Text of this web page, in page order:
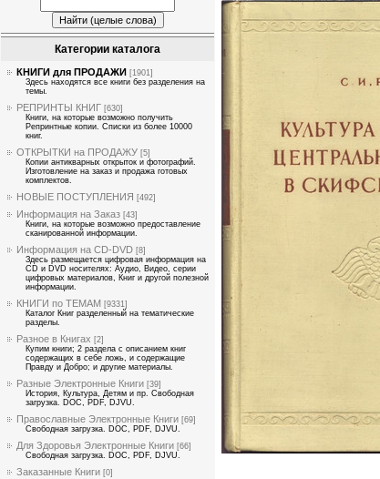
Категории каталога
КНИГИ для ПРОДАЖИ [1901]
Здесь находятся все книги без разделения на
темы.
РЕПРИНТЫ КНИГ [630]
Книги, на которые возможно получить
Репринтные копии. Списки из более 10000
книг.
ОТКРЫТКИ на ПРОДАЖУ [5]
Копии антикварных открыток и фотографий.
Изготовление на заказ и продажа готовых
комплектов.
НОВЫЕ ПОСТУПЛЕНИЯ [492]
Информация на Заказ [43]
Книги, на которые возможно предоставление
сканированной информации.
Информация на CD-DVD [8]
Здесь размещается цифровая информация на
CD и DVD носителях: Аудио, Видео, серии
цифровых материалов, Книг и другой полезной
информации.
КНИГИ по ТЕМАМ [9331]
Каталог Книг разделенный на тематические
разделы.
Разное в Книгах [2]
Купим книги; 2 раздела с описанием книг
содержащих в себе ложь, и содержащие
Правду и Добро; и другие материалы.
Разные Электронные Книги [39]
История, Культура, Детям и пр. Свободная
загрузка. DOC, PDF, DJVU.
Православные Электронные Книги [69]
Свободная загрузка. DOC, PDF, DJVU.
Для Здоровья Электронные Книги [66]
Свободная загрузка. DOC, PDF, DJVU.
Заказанные Книги [0]